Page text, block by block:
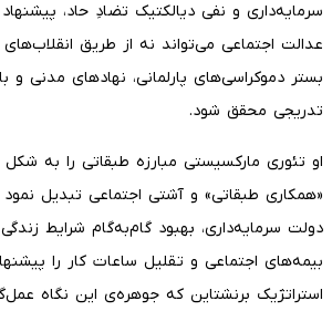
سرمایه‌داری و نفی دیالکتیک تضادِ حاد،
عدالت اجتماعی می‌تواند نه از طریق
بستر دموکراسی‌های پارلمانی، نهادهای مدنی و
تدریجی محقق شود.
او تئوری مارکسیستی مبارزه طبقاتی را به شکل
«همکاری طبقاتی» و آشتی اجتماعی تبدیل
دولت سرمایه‌داری، بهبود گام‌به‌گام شرایط
بیمه‌های اجتماعی و تقلیل ساعات کار را
استراتژیک برنشتاین که جوهره‌ی این نگاه